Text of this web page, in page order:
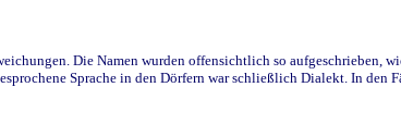
Die Namen wurden offensichtlich so aufgeschrieben,
Sprache in den Dörfern war schließlich Dialekt. In